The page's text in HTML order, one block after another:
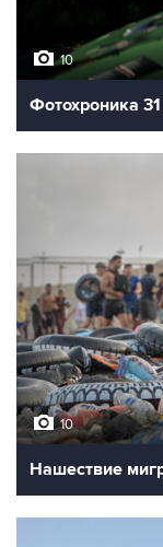
10
Фотохроника
10
Нашествие